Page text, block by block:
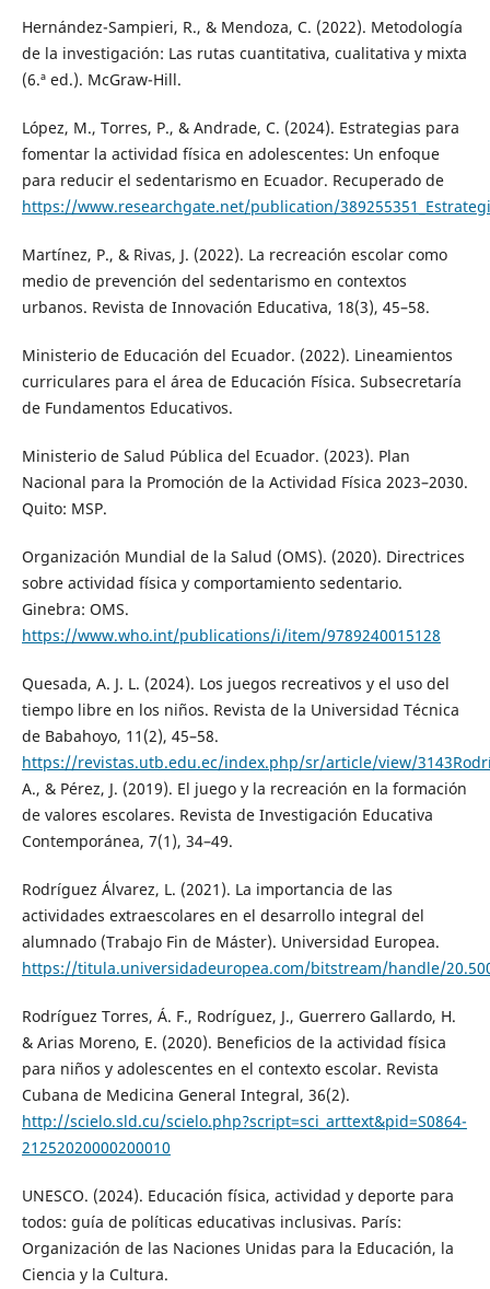
Hernández-Sampieri, R., & Mendoza, C. (2022). Metodología
de la investigación: Las rutas cuantitativa, cualitativa y mixta
(6.ª ed.). McGraw-Hill.
López, M., Torres, P., & Andrade, C. (2024). Estrategias para
fomentar la actividad física en adolescentes: Un enfoque
para reducir el sedentarismo en Ecuador. Recuperado de
https://www.researchgate.net/publication/
Martínez, P., & Rivas, J. (2022). La recreación escolar como
medio de prevención del sedentarismo en contextos
urbanos. Revista de Innovación Educativa, 18(3), 45–58.
Ministerio de Educación del Ecuador. (2022). Lineamientos
curriculares para el área de Educación Física. Subsecretaría
de Fundamentos Educativos.
Ministerio de Salud Pública del Ecuador. (2023). Plan
Nacional para la Promoción de la Actividad Física 2023–2030.
Quito: MSP.
Organización Mundial de la Salud (OMS). (2020). Directrices
sobre actividad física y comportamiento sedentario.
Ginebra: OMS.
https://www.who.int/publications/i/item/9789240015128
Quesada, A. J. L. (2024). Los juegos recreativos y el uso del
tiempo libre en los niños. Revista de la Universidad Técnica
de Babahoyo, 11(2), 45–58.
https://revistas.utb.edu.ec/index.php/sr/article/view/
A., & Pérez, J. (2019). El juego y la recreación en la formación
de valores escolares. Revista de Investigación Educativa
Contemporánea, 7(1), 34–49.
Rodríguez Álvarez, L. (2021). La importancia de las
actividades extraescolares en el desarrollo integral del
alumnado (Trabajo Fin de Máster). Universidad Europea.
https://titula.universidadeuropea.com/bitstream/handle/
Rodríguez Torres, Á. F., Rodríguez, J., Guerrero Gallardo, H.
& Arias Moreno, E. (2020). Beneficios de la actividad física
para niños y adolescentes en el contexto escolar. Revista
Cubana de Medicina General Integral, 36(2).
http://scielo.sld.cu/scielo.php?script=sci_arttext&pid=S0864-
21252020000200010
UNESCO. (2024). Educación física, actividad y deporte para
todos: guía de políticas educativas inclusivas. París:
Organización de las Naciones Unidas para la Educación, la
Ciencia y la Cultura.